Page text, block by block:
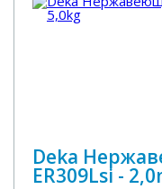
Deka
ER309Lsi -